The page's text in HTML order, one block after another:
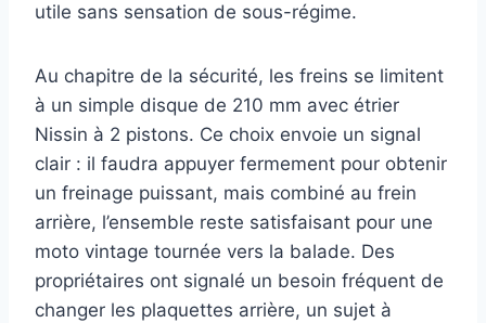
utile sans sensation de sous-régime.
Au chapitre de la sécurité, les freins se limitent
à un simple disque de 210 mm avec étrier
Nissin à 2 pistons. Ce choix envoie un signal
clair : il faudra appuyer fermement pour obtenir
un freinage puissant, mais combiné au frein
arrière, l’ensemble reste satisfaisant pour une
moto vintage tournée vers la balade. Des
propriétaires ont signalé un besoin fréquent de
changer les plaquettes arrière, un sujet à